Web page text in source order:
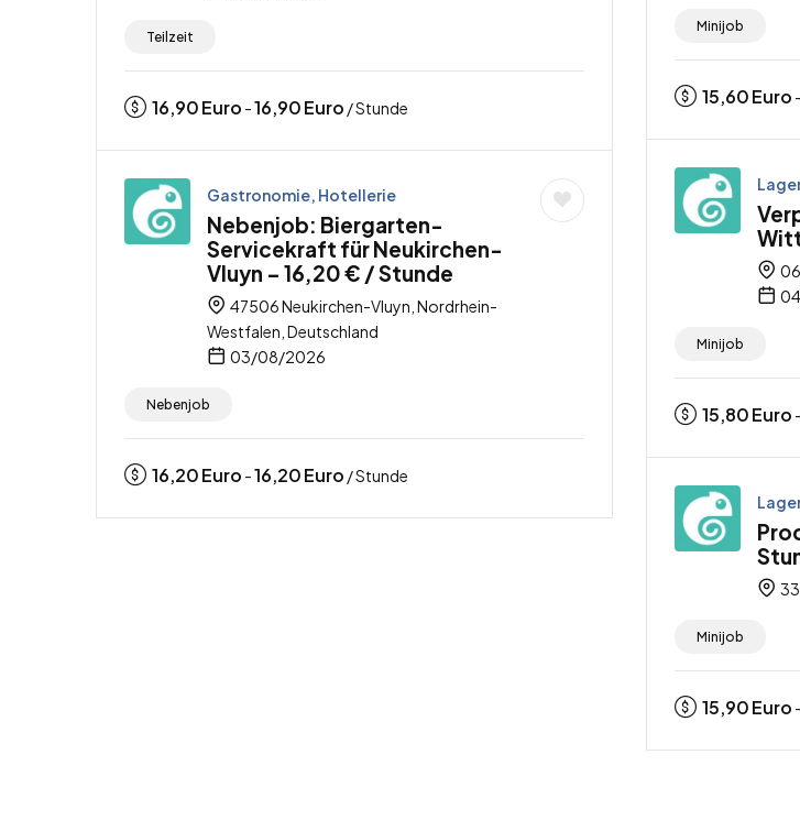
Teilzeit
16,90Euro -16,90Euro / Stunde
Gastronomie, Hotellerie
Nebenjob: Biergarten-
Servicekraft für Neukirchen-
Vluyn – 16,20 € / Stunde
47506 Neukirchen-Vluyn, Nordrhein-
Westfalen, Deutschland
03/08/2026
Nebenjob
16,20Euro -16,20Euro / Stunde
Minijob
15,60Euro -
Minijob
15,80Euro -
Minijob
15,90Euro -